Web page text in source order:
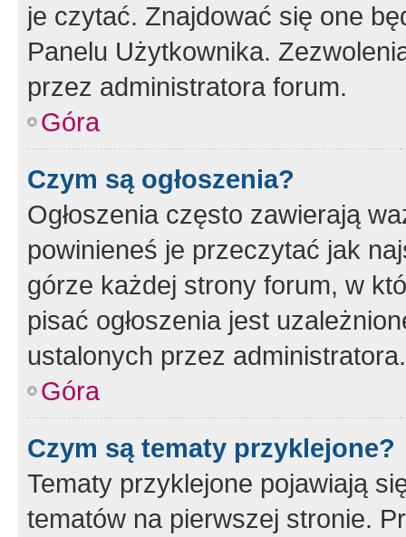
je czytać. Znajdować się one
Panelu Użytkownika.
przez administratora forum.
Góra
Czym są ogłoszenia?
Ogłoszenia często zawierają
powinieneś je przeczytać jak
górze każdej strony forum, w
pisać ogłoszenia jest
ustalonych przez administratora.
Góra
Czym są tematy przyklejone?
Tematy przyklejone pojawiają
tematów na pierwszej stronie.